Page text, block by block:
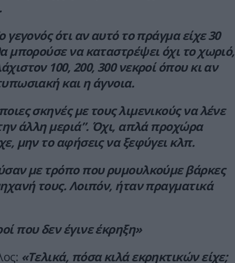
γεγονός ότι αν αυτό το πράγμα είχε 30
μπορούσε να καταστρέψει όχι το χωριό,
100, 200, 300 νεκροί όπου κι αν
και η άγνοια.
σκηνές με τους λιμενικούς να λένε
άλλη μεριά”. Όχι, απλά προχώρα
μην το αφήσεις να ξεφύγει κλπ.
με τρόπο που ρυμουλκούμε βάρκες
τους. Λοιπόν, ήταν πραγματικά
που δεν έγινε έκρηξη»
«Τελικά, πόσα κιλά εκρηκτικών είχε;